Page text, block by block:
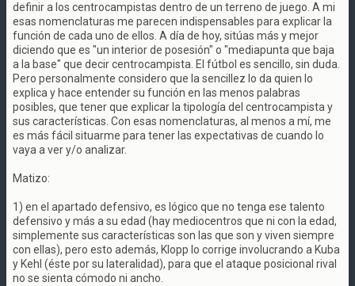
definir a los centrocampistas dentro de un terreno de juego. A mi
esas nomenclaturas me parecen indispensables para explicar la
función de cada uno de ellos. A día de hoy, sitúas más y mejor
diciendo que es "un interior de posesión" o "mediapunta que baja
a la base" que decir centrocampista. El fútbol es sencillo, sin duda.
Pero personalmente considero que la sencillez lo da quien lo
explica y hace entender su función en las menos palabras
posibles, que tener que explicar la tipología del centrocampista y
sus características. Con esas nomenclaturas, al menos a mí, me
es más fácil situarme para tener las expectativas de cuando lo
vaya a ver y/o analizar.
Matizo:
1) en el apartado defensivo, es lógico que no tenga ese talento
defensivo y más a su edad (hay mediocentros que ni con la edad,
simplemente sus características son las que son y viven siempre
con ellas), pero esto además, Klopp lo corrige involucrando a Kuba
y Kehl (éste por su lateralidad), para que el ataque posicional rival
no se sienta cómodo ni ancho.